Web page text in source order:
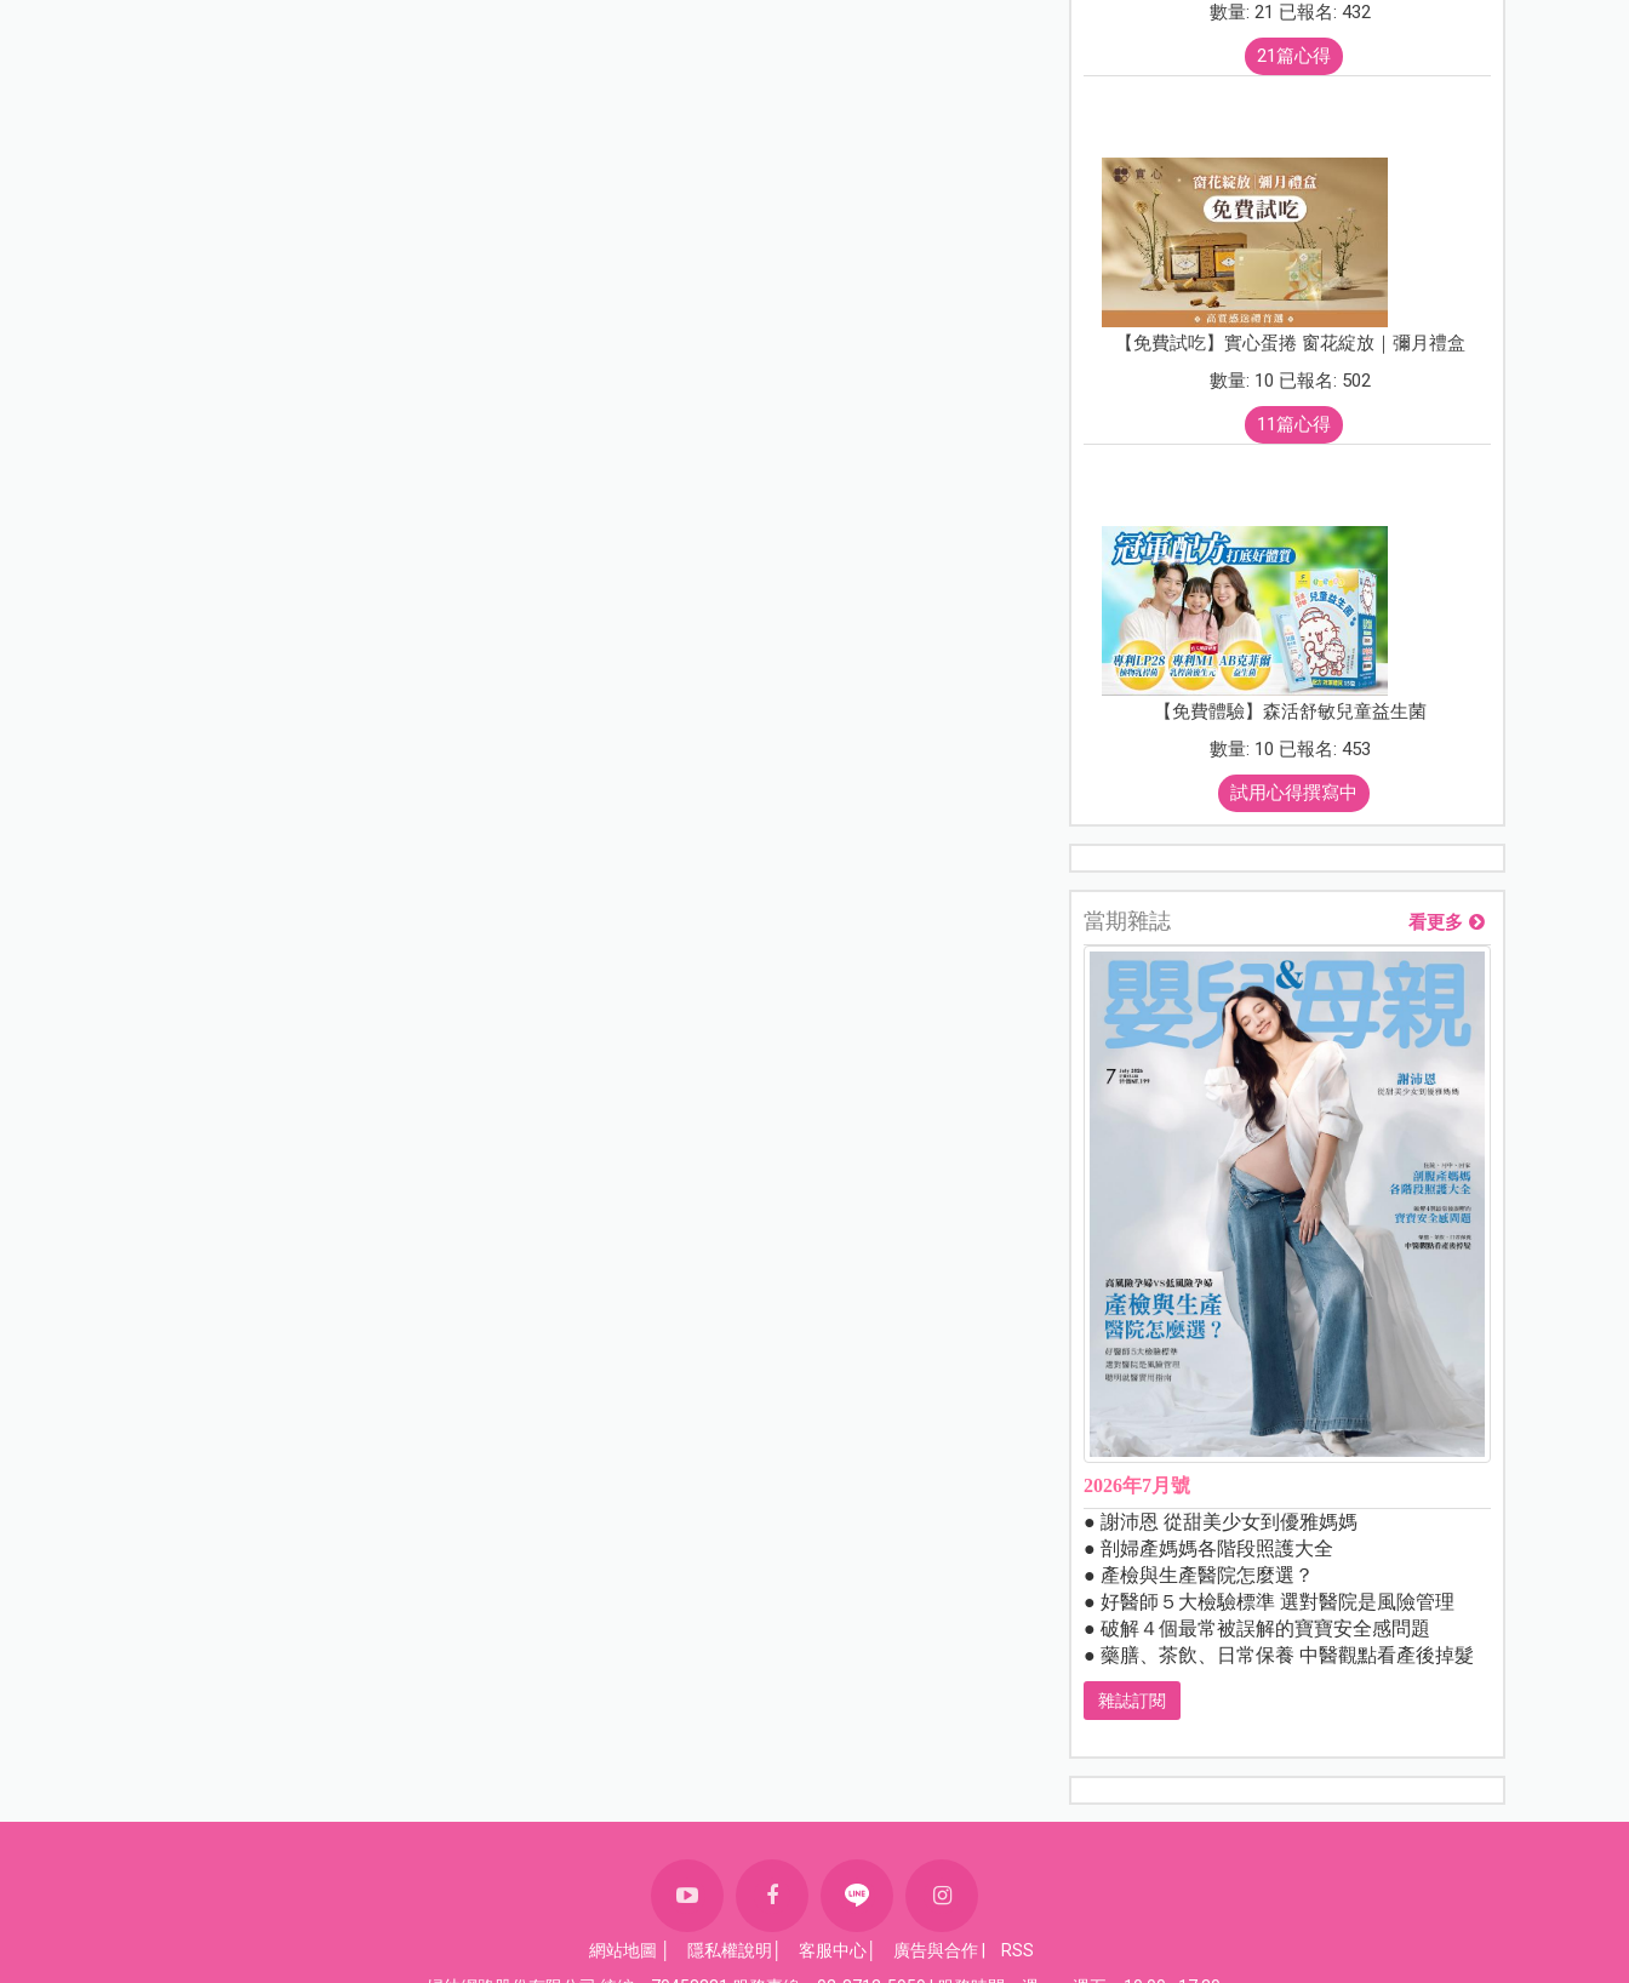
數量: 21 已報名: 432
21篇心得
【免費試吃】實心蛋捲 窗花綻放｜彌月禮盒
數量: 10 已報名: 502
11篇心得
【免費體驗】森活舒敏兒童益生菌
數量: 10 已報名: 453
試用心得撰寫中
當期雜誌 看更多
2026年7月號
● 謝沛恩 從甜美少女到優雅媽媽
● 剖婦產媽媽各階段照護大全
● 產檢與生產醫院怎麼選？
● 好醫師５大檢驗標準 選對醫院是風險管理
● 破解４個最常被誤解的寶寶安全感問題
● 藥膳、茶飲、日常保養 中醫觀點看產後掉髮
雜誌訂閱
網站地圖 隱私權說明 客服中心 廣告與合作
RSS